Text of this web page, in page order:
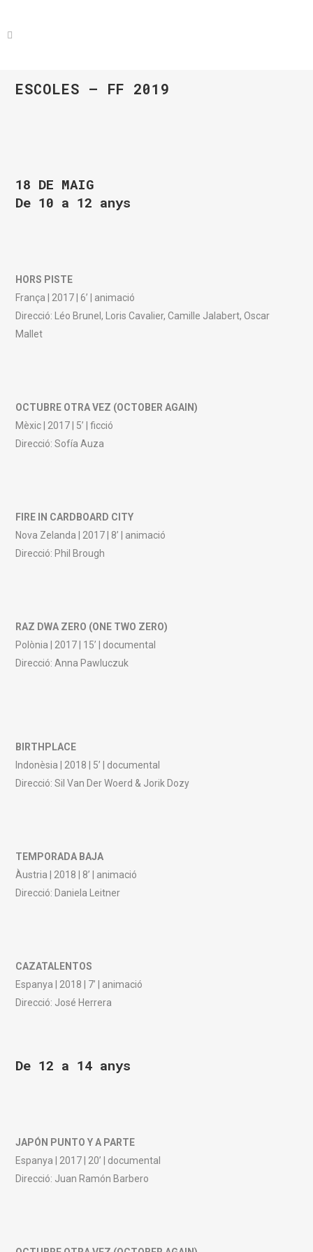
ESCOLES – FF 2019
18 DE MAIG
De 10 a 12 anys
HORS PISTE
França | 2017 | 6’ | animació
Direcció: Léo Brunel, Loris Cavalier, Camille Jalabert, Oscar
Mallet
OCTUBRE OTRA VEZ (OCTOBER AGAIN)
Mèxic | 2017 | 5’ | ficció
Direcció: Sofía Auza
FIRE IN CARDBOARD CITY
Nova Zelanda | 2017 | 8’ | animació
Direcció: Phil Brough
RAZ DWA ZERO (ONE TWO ZERO)
Polònia | 2017 | 15’ | documental
Direcció: Anna Pawluczuk
BIRTHPLACE
Indonèsia | 2018 | 5’ | documental
Direcció: Sil Van Der Woerd & Jorik Dozy
TEMPORADA BAJA
Àustria | 2018 | 8’ | animació
Direcció: Daniela Leitner
CAZATALENTOS
Espanya | 2018 | 7’ | animació
Direcció: José Herrera
De 12 a 14 anys
JAPÓN PUNTO Y A PARTE
Espanya | 2017 | 20’ | documental
Direcció: Juan Ramón Barbero